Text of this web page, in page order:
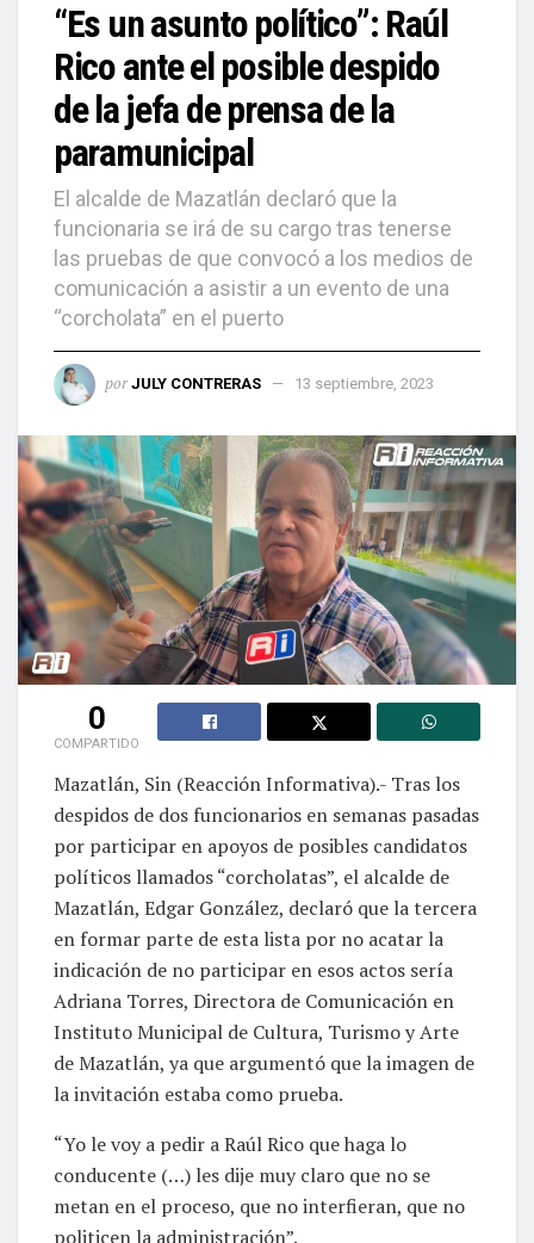
“Es un asunto político”: Raúl
Rico ante el posible despido
de la jefa de prensa de la
paramunicipal
El alcalde de Mazatlán declaró que la
funcionaria se irá de su cargo tras tenerse
las pruebas de que convocó a los medios de
comunicación a asistir a un evento de una
“corcholata” en el puerto
por JULY CONTRERAS 13 septiembre, 2023
0
COMPARTIDO
Mazatlán, Sin (Reacción Informativa).- Tras los
despidos de dos funcionarios en semanas pasadas
por participar en apoyos de posibles candidatos
políticos llamados “corcholatas”, el alcalde de
Mazatlán, Edgar González, declaró que la tercera
en formar parte de esta lista por no acatar la
indicación de no participar en esos actos sería
Adriana Torres, Directora de Comunicación en
Instituto Municipal de Cultura, Turismo y Arte
de Mazatlán, ya que argumentó que la imagen de
la invitación estaba como prueba.
“Yo le voy a pedir a Raúl Rico que haga lo
conducente (…) les dije muy claro que no se
metan en el proceso, que no interfieran, que no
politicen la administración”.